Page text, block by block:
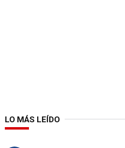
LO MÁS LEÍDO